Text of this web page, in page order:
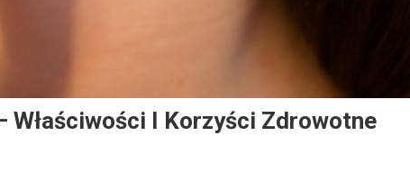
Właściwości I Korzyści Zdrowotne